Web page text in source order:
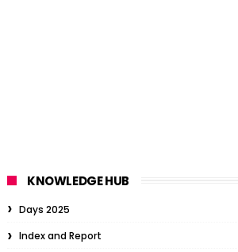
KNOWLEDGE HUB
Days 2025
Index and Report